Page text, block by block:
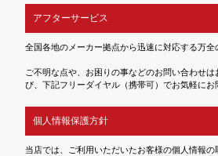
アフターサービス
全国各地のメーカー拠点から迅速に対応する万全
ご不明な点や、お困りの事などのお問い合わせは
び、下記フリーダイヤル（携帯可）でお気軽にお
個人情報保護方針
当店では、ご利用いただいたお客様の個人情報